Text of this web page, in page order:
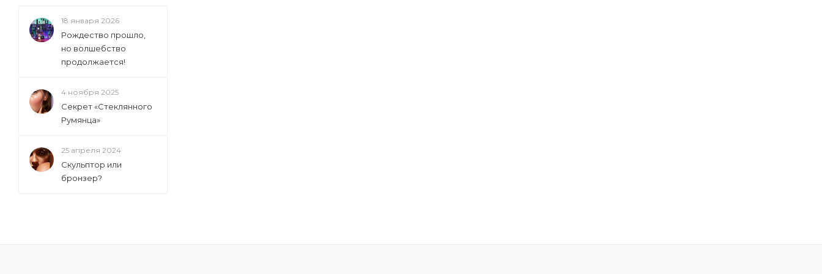
18 января 2026
Рождество прошло,
но волшебство
продолжается!
4 ноября 2025
Секрет «Стеклянного
Румянца»
25 апреля 2024
Скульптор или
бронзер?